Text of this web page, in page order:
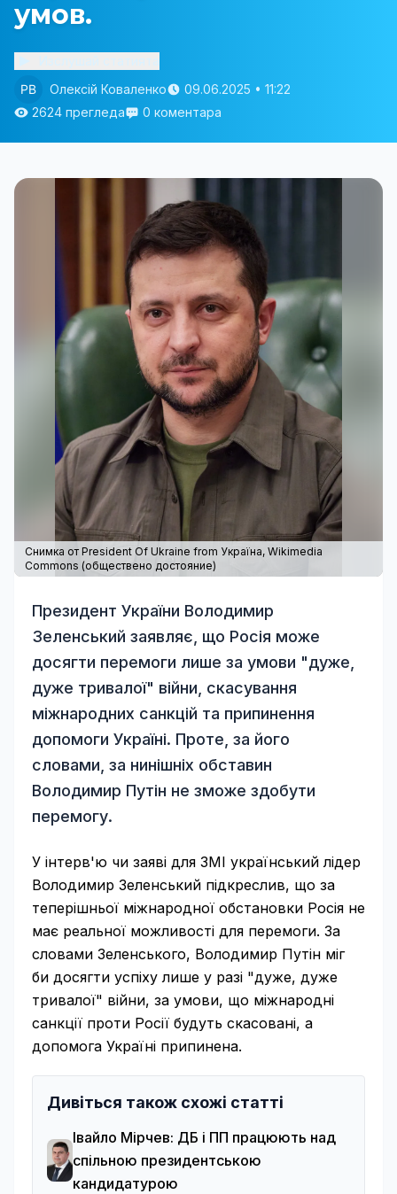
умов.
Олексій Коваленко
09.06.2025 • 11:22
2624 прегледа
0 коментара
Снимка от President Of Ukraine from Україна, Wikimedia
Commons (обществено достояние)
Президент України Володимир
Зеленський заявляє, що Росія може
досягти перемоги лише за умови "дуже,
дуже тривалої" війни, скасування
міжнародних санкцій та припинення
допомоги Україні. Проте, за його
словами, за нинішніх обставин
Володимир Путін не зможе здобути
перемогу.
У інтерв'ю чи заяві для ЗМІ український лідер
Володимир Зеленський підкреслив, що за
теперішньої міжнародної обстановки Росія не
має реальної можливості для перемоги. За
словами Зеленського, Володимир Путін міг
би досягти успіху лише у разі "дуже, дуже
тривалої" війни, за умови, що міжнародні
санкції проти Росії будуть скасовані, а
допомога Україні припинена.
Дивіться також схожі статті
Івайло Мірчев: ДБ і ПП працюють над
спільною президентською
кандидатурою